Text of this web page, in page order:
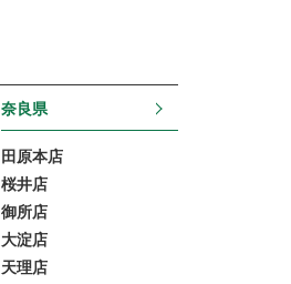
奈良県
田原本店
桜井店
御所店
大淀店
天理店